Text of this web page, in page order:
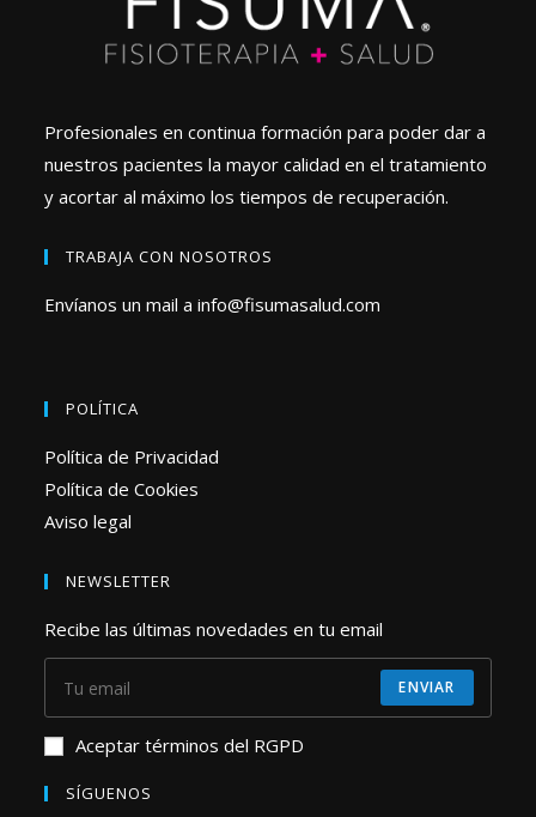
Profesionales en continua formación para poder dar a
nuestros pacientes la mayor calidad en el tratamiento
y acortar al máximo los tiempos de recuperación.
TRABAJA CON NOSOTROS
Envíanos un mail ainfo@fisumasalud.com
POLÍTICA
Política de Privacidad
Política de Cookies
Aviso legal
NEWSLETTER
Recibe las últimas novedades en tu email
ENVIAR
Aceptar términos del RGPD
SÍGUENOS